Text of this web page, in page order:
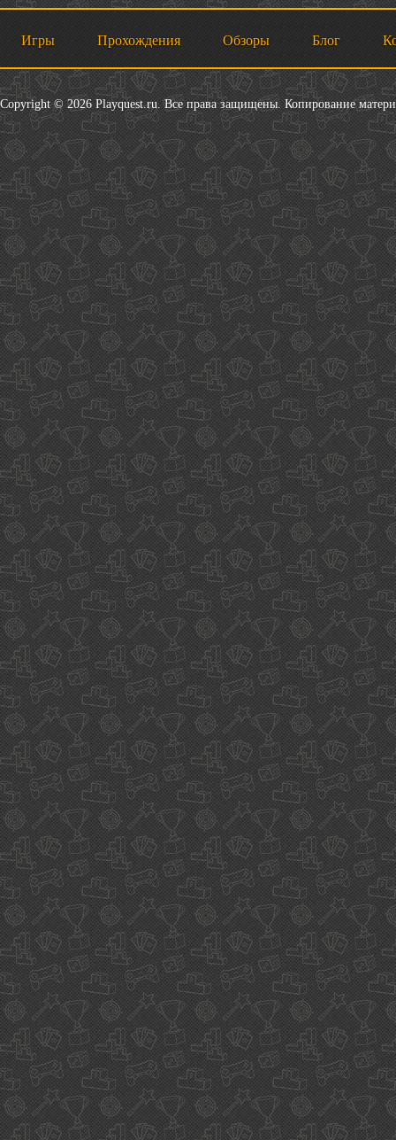
Игры Прохождения Обзоры Блог
Copyright © 2026 Playquest.ru. Все права защищены. Копирование